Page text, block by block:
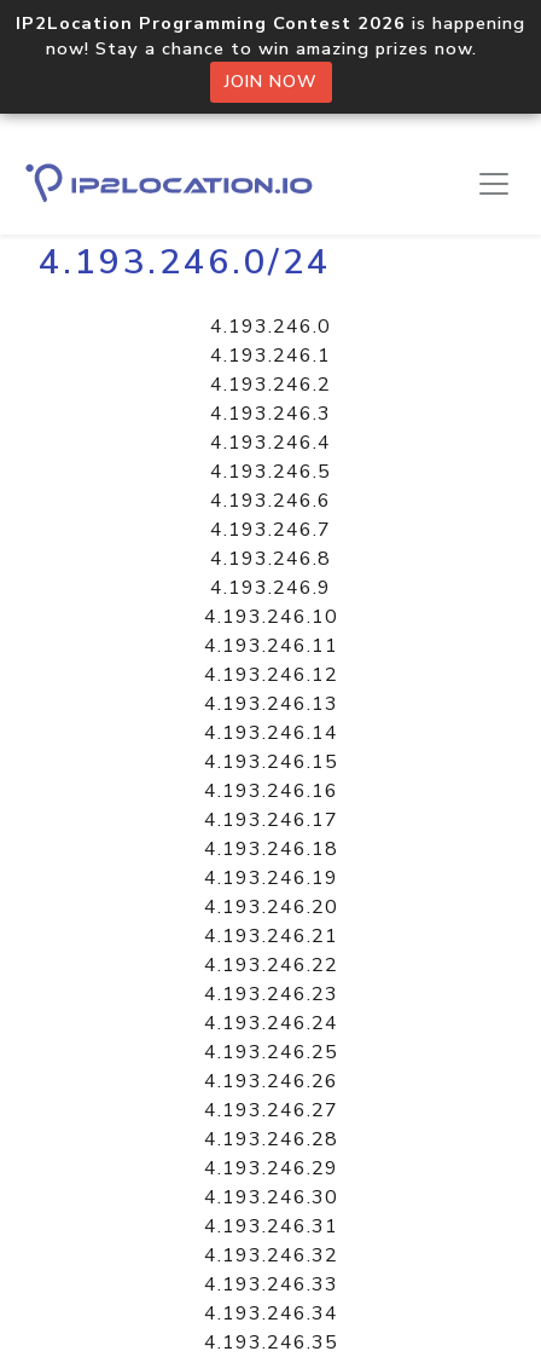
IP2Location Programming Contest 2026 is happening
now! Stay a chance to win amazing prizes now.
JOIN NOW
Home Libraries
4.193.246.0/24
4.193.246.0
4.193.246.1
4.193.246.2
4.193.246.3
4.193.246.4
4.193.246.5
4.193.246.6
4.193.246.7
4.193.246.8
4.193.246.9
4.193.246.10
4.193.246.11
4.193.246.12
4.193.246.13
4.193.246.14
4.193.246.15
4.193.246.16
4.193.246.17
4.193.246.18
4.193.246.19
4.193.246.20
4.193.246.21
4.193.246.22
4.193.246.23
4.193.246.24
4.193.246.25
4.193.246.26
4.193.246.27
4.193.246.28
4.193.246.29
4.193.246.30
4.193.246.31
4.193.246.32
4.193.246.33
4.193.246.34
4.193.246.35